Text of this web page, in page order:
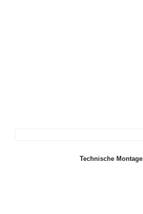
Technische Montage